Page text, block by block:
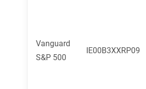
Vanguard
S&P 500
IE00B3XXRP09